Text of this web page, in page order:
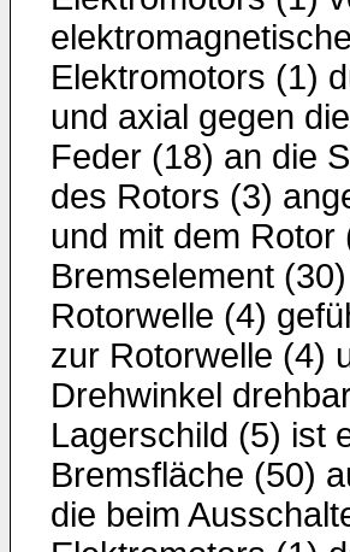
Elektromotors (1)
und axial gegen
Feder (18) an die
des Rotors (3)
und mit dem Rotor
Bremselement
Rotorwelle (4)
zur Rotorwelle (4)
Drehwinkel
Lagerschild (5) ist
Bremsfläche (50)
die beim